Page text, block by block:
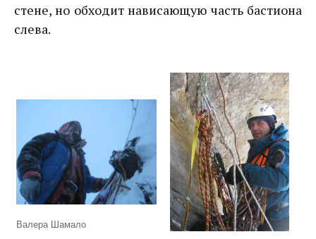
стене, но обходит нависающую часть бастиона
слева.
Валера Шамало